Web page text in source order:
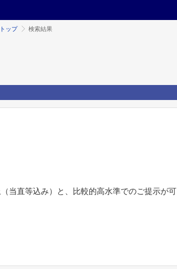
ップ 検索結果
当直等込み）と、比較的高水準でのご提示が可